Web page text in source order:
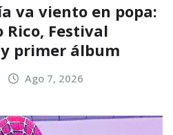
va viento en popa:
Rico, Festival
primer álbum
Ago 7, 2026